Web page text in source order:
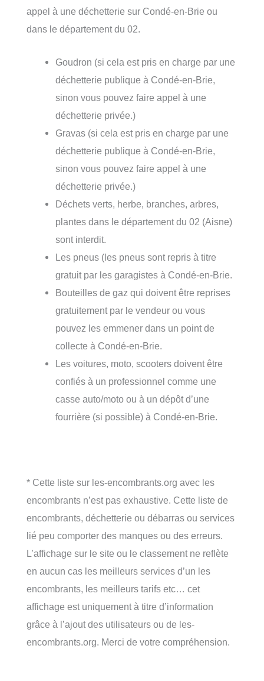
appel à une déchetterie sur Condé-en-Brie ou
dans le département du 02.
Goudron (si cela est pris en charge par une
déchetterie publique à Condé-en-Brie,
sinon vous pouvez faire appel à une
déchetterie privée.)
Gravas (si cela est pris en charge par une
déchetterie publique à Condé-en-Brie,
sinon vous pouvez faire appel à une
déchetterie privée.)
Déchets verts, herbe, branches, arbres,
plantes dans le département du 02 (Aisne)
sont interdit.
Les pneus (les pneus sont repris à titre
gratuit par les garagistes à Condé-en-Brie.
Bouteilles de gaz qui doivent être reprises
gratuitement par le vendeur ou vous
pouvez les emmener dans un point de
collecte à Condé-en-Brie.
Les voitures, moto, scooters doivent être
confiés à un professionnel comme une
casse auto/moto ou à un dépôt d’une
fourrière (si possible) à Condé-en-Brie.
* Cette liste sur les-encombrants.org avec les
encombrants n’est pas exhaustive. Cette liste de
encombrants, déchetterie ou débarras ou services
lié peu comporter des manques ou des erreurs.
L’affichage sur le site ou le classement ne reflète
en aucun cas les meilleurs services d’un les
encombrants, les meilleurs tarifs etc… cet
affichage est uniquement à titre d’information
grâce à l’ajout des utilisateurs ou de les-
encombrants.org. Merci de votre compréhension.